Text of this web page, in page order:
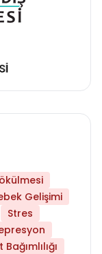
Gelişimi
Stres